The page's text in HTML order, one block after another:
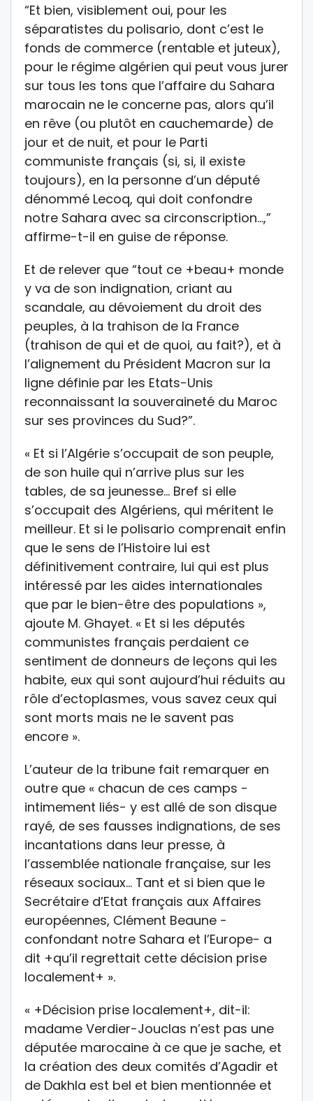
“Et bien, visiblement oui, pour les
séparatistes du polisario, dont c’est le
fonds de commerce (rentable et juteux),
pour le régime algérien qui peut vous jurer
sur tous les tons que l’affaire du Sahara
marocain ne le concerne pas, alors qu’il
en rêve (ou plutôt en cauchemarde) de
jour et de nuit, et pour le Parti
communiste français (si, si, il existe
toujours), en la personne d’un député
dénommé Lecoq, qui doit confondre
notre Sahara avec sa circonscription…,”
affirme-t-il en guise de réponse.
Et de relever que “tout ce +beau+ monde
y va de son indignation, criant au
scandale, au dévoiement du droit des
peuples, à la trahison de la France
(trahison de qui et de quoi, au fait?), et à
l’alignement du Président Macron sur la
ligne définie par les Etats-Unis
reconnaissant la souveraineté du Maroc
sur ses provinces du Sud?”.
« Et si l’Algérie s’occupait de son peuple,
de son huile qui n’arrive plus sur les
tables, de sa jeunesse… Bref si elle
s’occupait des Algériens, qui méritent le
meilleur. Et si le polisario comprenait enfin
que le sens de l’Histoire lui est
définitivement contraire, lui qui est plus
intéressé par les aides internationales
que par le bien-être des populations »,
ajoute M. Ghayet. « Et si les députés
communistes français perdaient ce
sentiment de donneurs de leçons qui les
habite, eux qui sont aujourd’hui réduits au
rôle d’ectoplasmes, vous savez ceux qui
sont morts mais ne le savent pas
encore ».
L’auteur de la tribune fait remarquer en
outre que « chacun de ces camps -
intimement liés- y est allé de son disque
rayé, de ses fausses indignations, de ses
incantations dans leur presse, à
l’assemblée nationale française, sur les
réseaux sociaux… Tant et si bien que le
Secrétaire d’Etat français aux Affaires
européennes, Clément Beaune -
confondant notre Sahara et l’Europe- a
dit +qu’il regrettait cette décision prise
localement+ ».
« +Décision prise localement+, dit-il:
madame Verdier-Jouclas n’est pas une
députée marocaine à ce que je sache, et
la création des deux comités d’Agadir et
de Dakhla est bel et bien mentionnée et